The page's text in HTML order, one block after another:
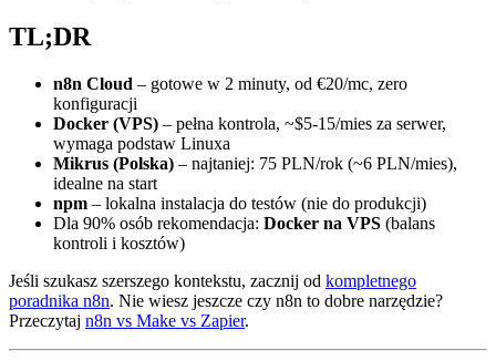
TL;DR
n8n Cloud – gotowe w 2 minuty, od €20/mc, zero
konfiguracji
Docker (VPS) – pełna kontrola, ~$5-15/mies za serwer,
wymaga podstaw Linuxa
Mikrus (Polska) – najtaniej: 75 PLN/rok (~6 PLN/mies),
idealne na start
npm – lokalna instalacja do testów (nie do produkcji)
Dla 90% osób rekomendacja: Docker na VPS (balans
kontroli i kosztów)
Jeśli szukasz szerszego kontekstu, zacznij od kompletnego
poradnika n8n. Nie wiesz jeszcze czy n8n to dobre narzędzie?
Przeczytaj n8n vs Make vs Zapier.